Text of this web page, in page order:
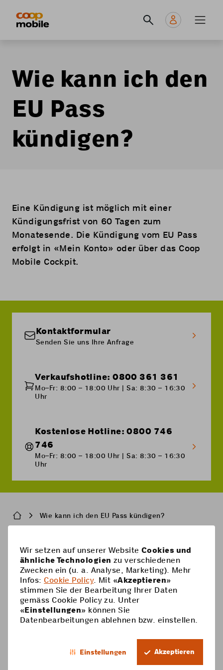
principale
Wie kann ich den
EU Pass
kündigen?
Eine Kündigung ist möglich mit einer
Kündigungsfrist von 60 Tagen zum
Monatesende. Die Kündigung vom EU Pass
erfolgt in «Mein Konto» oder über das Coop
Mobile Cockpit.
Kontaktformular
Senden Sie uns Ihre Anfrage
Verkaufshotline: 0800 361 361
Mo–Fr: 8:00 – 18:00 Uhr | Sa: 8:30 – 16:30
Uhr
Kostenlose Hotline: 0800 746
746
Mo–Fr: 8:00 – 18:00 Uhr | Sa: 8:30 – 16:30
Uhr
BreadcrumbWie kann ich den EU Pass kündigen?
Pied
de
page
Handy-Abos
Handy-Abos
Prepaid-Karte
Optionen
Hilfe
Supercard
Prepaid aufladen
Coop Mobile
Kontakt
DE
Wir setzen auf unserer Website Cookies und
ähnliche Technologien zu verschiedenen
Zwecken ein (u. a. Analyse, Marketing). Mehr
Infos:Cookie Policy. Mit «Akzeptieren»
stimmen Sie der Bearbeitung Ihrer Daten
gemäss Cookie Policy zu. Unter
«Einstellungen» können Sie
Datenbearbeitungen ablehnen bzw. einstellen.
Einstellungen Akzeptieren